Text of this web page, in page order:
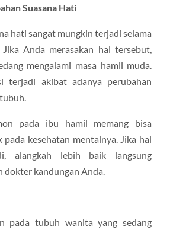
Suasana Hati
hati sangat mungkin terjadi selama
Jika Anda merasakan hal tersebut,
mengalami masa hamil muda.
terjadi akibat adanya perubahan
pada ibu hamil memang bisa
pada kesehatan mentalnya. Jika hal
alangkah lebih baik langsung
dokter kandungan Anda.
pada tubuh wanita yang sedang